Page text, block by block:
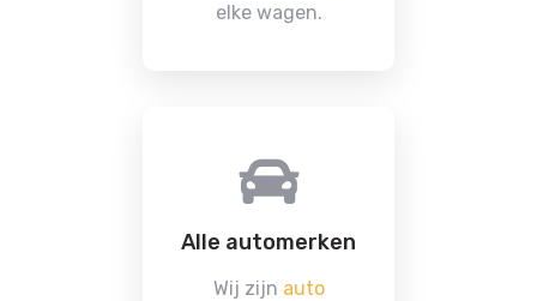
elke wagen.
Alle automerken
Wij zijn auto